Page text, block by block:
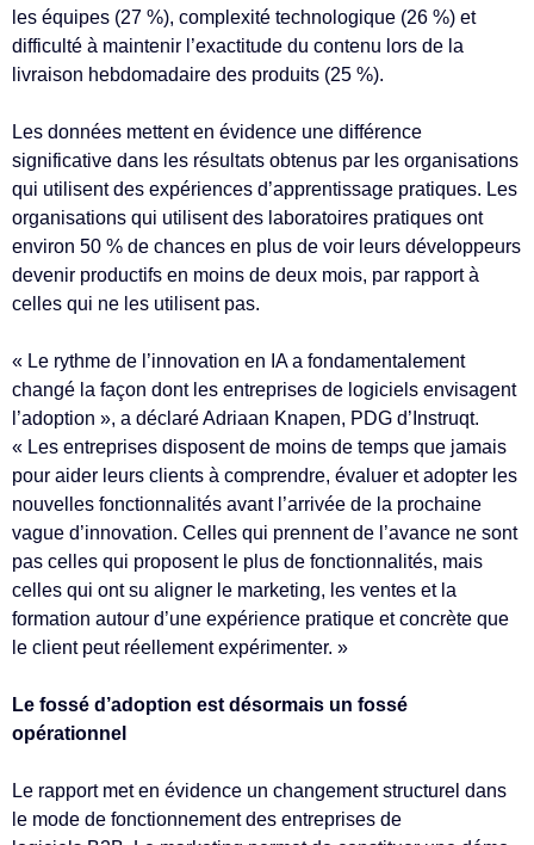
les équipes (27 %), complexité technologique (26 %) et
difficulté à maintenir l’exactitude du contenu lors de la
livraison hebdomadaire des produits (25 %).
Les données mettent en évidence une différence
significative dans les résultats obtenus par les organisations
qui utilisent des expériences d’apprentissage pratiques. Les
organisations qui utilisent des laboratoires pratiques ont
environ 50 % de chances en plus de voir leurs développeurs
devenir productifs en moins de deux mois, par rapport à
celles qui ne les utilisent pas.
« Le rythme de l’innovation en IA a fondamentalement
changé la façon dont les entreprises de logiciels envisagent
l’adoption », a déclaré Adriaan Knapen, PDG d’Instruqt.
« Les entreprises disposent de moins de temps que jamais
pour aider leurs clients à comprendre, évaluer et adopter les
nouvelles fonctionnalités avant l’arrivée de la prochaine
vague d’innovation. Celles qui prennent de l’avance ne sont
pas celles qui proposent le plus de fonctionnalités, mais
celles qui ont su aligner le marketing, les ventes et la
formation autour d’une expérience pratique et concrète que
le client peut réellement expérimenter. »
Le fossé d’adoption est désormais un fossé
opérationnel
Le rapport met en évidence un changement structurel dans
le mode de fonctionnement des entreprises de